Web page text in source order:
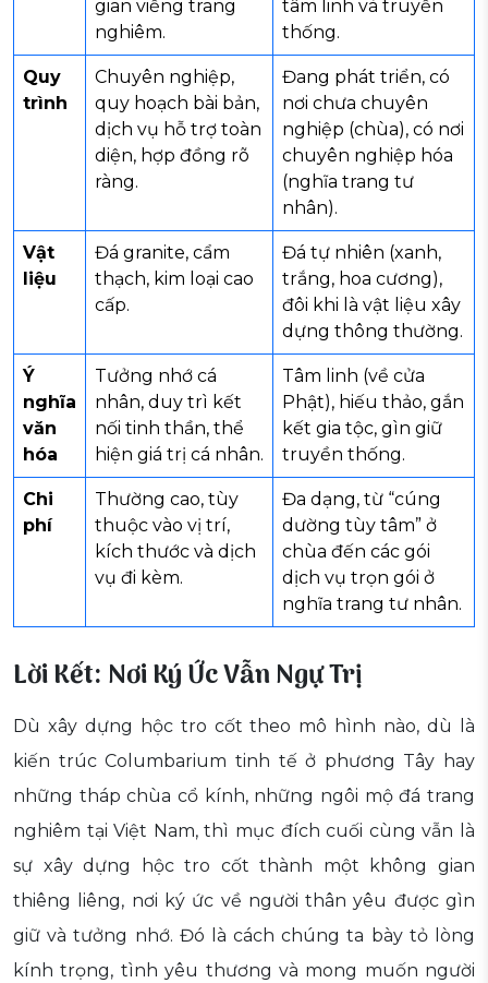
gian viếng trang
nghiêm.
tâm linh và truyền
thống.
Quy
trình
Chuyên nghiệp,
quy hoạch bài bản,
dịch vụ hỗ trợ toàn
diện, hợp đồng rõ
ràng.
Đang phát triển, có
nơi chưa chuyên
nghiệp (chùa), có nơi
chuyên nghiệp hóa
(nghĩa trang tư
nhân).
Vật
liệu
Đá granite, cẩm
thạch, kim loại cao
cấp.
Đá tự nhiên (xanh,
trắng, hoa cương),
đôi khi là vật liệu xây
dựng thông thường.
Ý
nghĩa
văn
hóa
Tưởng nhớ cá
nhân, duy trì kết
nối tinh thần, thể
hiện giá trị cá nhân.
Tâm linh (về cửa
Phật), hiếu thảo, gắn
kết gia tộc, gìn giữ
truyền thống.
Chi
phí
Thường cao, tùy
thuộc vào vị trí,
kích thước và dịch
vụ đi kèm.
Đa dạng, từ “cúng
dường tùy tâm” ở
chùa đến các gói
dịch vụ trọn gói ở
nghĩa trang tư nhân.
Lời Kết: Nơi Ký Ức Vẫn Ngự Trị
Dù xây dựng hộc tro cốt theo mô hình nào, dù là
kiến trúc Columbarium tinh tế ở phương Tây hay
những tháp chùa cổ kính, những ngôi mộ đá trang
nghiêm tại Việt Nam, thì mục đích cuối cùng vẫn là
sự xây dựng hộc tro cốt thành một không gian
thiêng liêng, nơi ký ức về người thân yêu được gìn
giữ và tưởng nhớ. Đó là cách chúng ta bày tỏ lòng
kính trọng, tình yêu thương và mong muốn người